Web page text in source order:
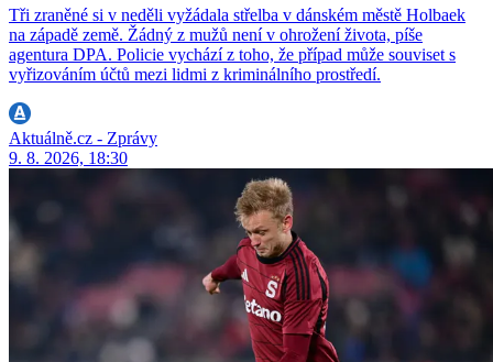
Tři zraněné si v neděli vyžádala střelba v dánském městě Holbaek
na západě země. Žádný z mužů není v ohrožení života, píše
agentura DPA. Policie vychází z toho, že případ může souviset s
vyřizováním účtů mezi lidmi z kriminálního prostředí.
Aktuálně.cz - Zprávy
9. 8. 2026, 18:30